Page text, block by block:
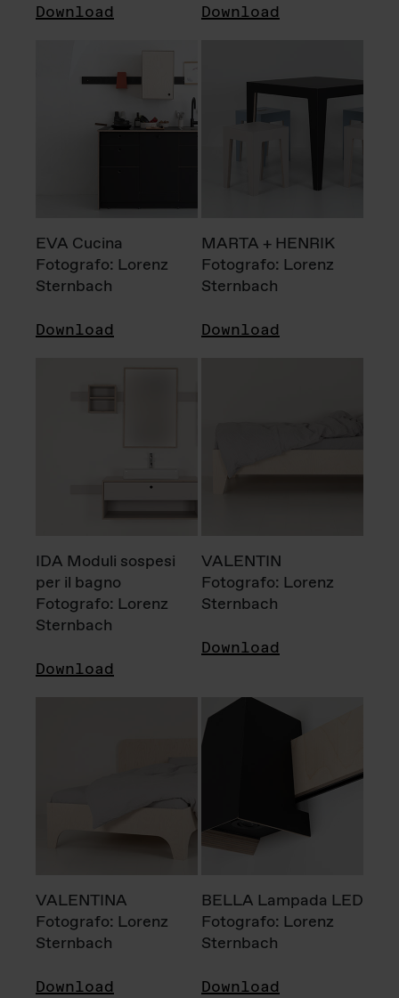
Download Download
EVA Cucina
Fotografo: Lorenz
Sternbach
Download
MARTA + HENRIK
Fotografo: Lorenz
Sternbach
Download
IDA Moduli sospesi
per il bagno
Fotografo: Lorenz
Sternbach
Download
VALENTIN
Fotografo: Lorenz
Sternbach
Download
VALENTINA
Fotografo: Lorenz
Sternbach
Download
BELLA Lampada LED
Fotografo: Lorenz
Sternbach
Download